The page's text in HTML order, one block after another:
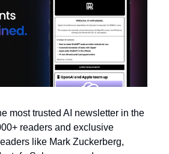
most trusted AI newsletter in the
readers and exclusive
like Mark Zuckerberg,